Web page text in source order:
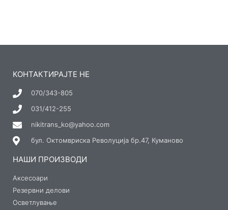
КОНТАКТИРАЈТЕ НЕ
070/343-805
031/412-255
nikitrans_ko@yahoo.com
бул. Октомвриска Револуција бр.47, Куманово
НАШИ ПРОИЗВОДИ
Аксесоари
Резервни делови
Осветлување